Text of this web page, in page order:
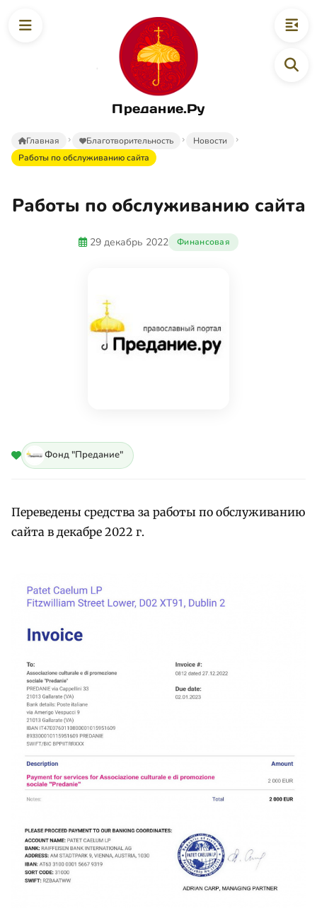
Предание.Ру
Главная Благотворительность
Новости
Работы по обслуживанию сайта
Работы по обслуживанию сайта
29 декабрь 2022 Финансовая
Фонд "Предание"
Переведены средства за работы по обслуживанию
сайта в декабре 2022 г.